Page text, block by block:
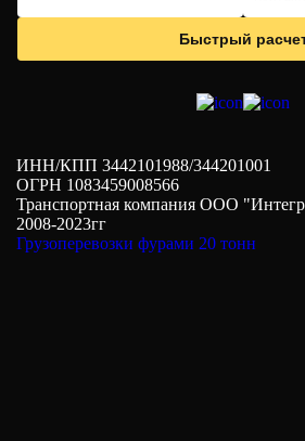
по
номер,
Быстрый
ИНН/КПП 3442101988/344201001
ОГРН 1083459008566
Транспортная компания ООО
2008-2023гг
Грузоперевозки фурами 20 тонн